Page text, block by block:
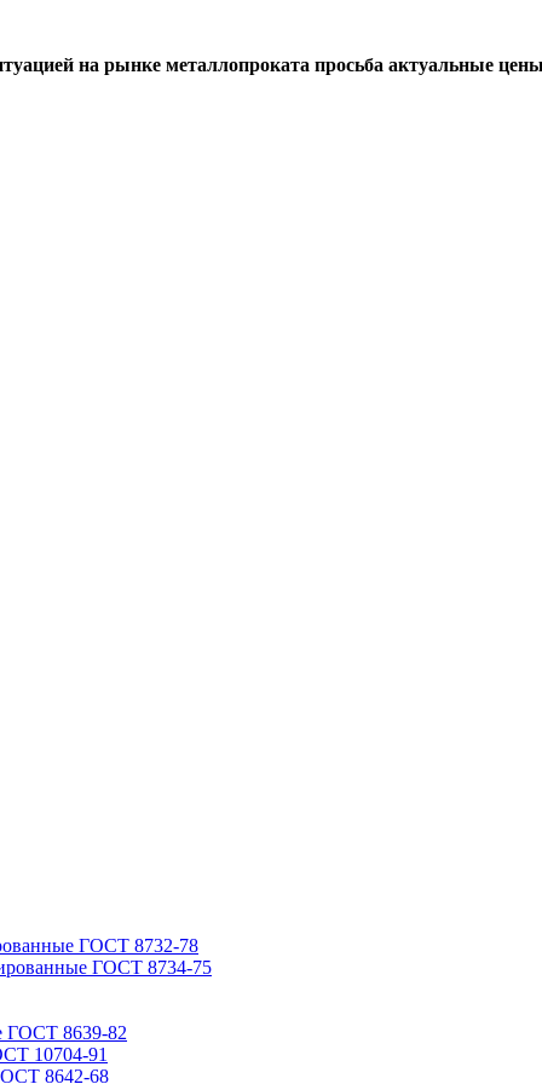
на рынке металлопроката просьба актуальные
ГОСТ 8732-78
ГОСТ 8734-75
ГОСТ 8639-82
10704-91
8642-68